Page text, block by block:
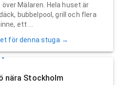
Mälaren. Hela huset är
bubbelpool, grill och flera
ett ...
för denna stuga →
nära Stockholm